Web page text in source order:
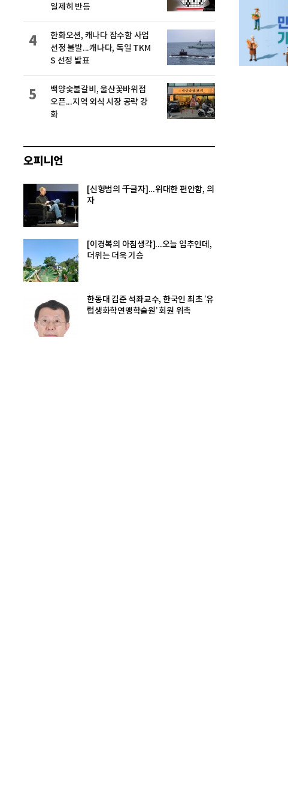
일제히 반등
한화오션, 캐나다 잠수함 사업
선정 불발...캐나다, 독일 TKM
S 선정 발표
4
백양숯불갈비, 울산꽃바위점
오픈...지역 외식 시장 공략 강
화
5
오피니언
[신형범의 千글자]...위대한 편안함, 의
자
[이경복의 아침생각]...오늘 입추인데,
더위는 더욱 기승
한동대 김준 석좌교수, 한국인 최초 ‘유
럽생화학연맹학술원’ 회원 위촉